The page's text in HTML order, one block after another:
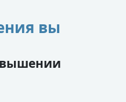
вы